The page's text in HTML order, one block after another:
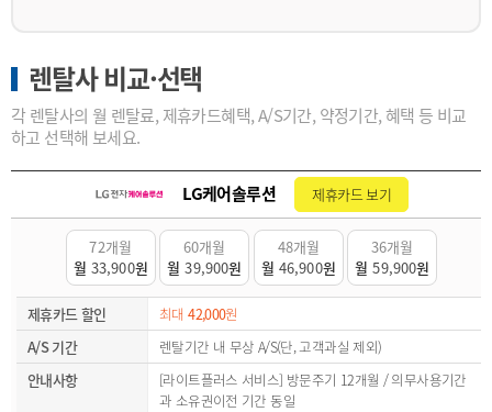
렌탈사 비교·선택
각 렌탈사의 월 렌탈료, 제휴카드혜택, A/S기간, 약정기간, 혜택 등 비교
하고 선택해 보세요.
LG케어솔루션 제휴카드 보기
72개월
월 33,900원
60개월
월39,900원
48개월
월 46,900원
36개월
월59,900원
제휴카드 할인 최대42,000원
A/S 기간
렌탈기간 내 무상 A/S(단, 고객과실 제외)
안내사항
[라이트플러스 서비스] 방문주기 12개월 / 의무사용기간
과 소유권이전 기간 동일